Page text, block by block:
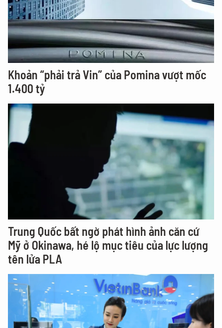
Khoản “phải trả Vin” của Pomina vượt mốc
1.400 tỷ
Trung Quốc bất ngờ phát hình ảnh căn cứ
Mỹ ở Okinawa, hé lộ mục tiêu của lực lượng
tên lửa PLA